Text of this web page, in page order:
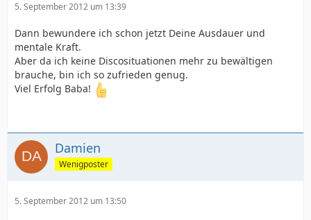
5. September 2012 um 13:39
Dann bewundere ich schon jetzt Deine Ausdauer und
mentale Kraft.
Aber da ich keine Discosituationen mehr zu bewältigen
brauche, bin ich so zufrieden genug.
Viel Erfolg Baba!
Damien
Wenigposter
5. September 2012 um 13:50